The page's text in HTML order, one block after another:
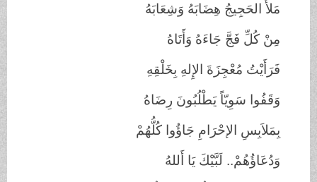
مَلأَ الحَجِيجُ هِضَابَهُ وَشِعَابَهُ
مِنْ كُلِّ فَجَّ جَاءَهُ وَأَتَاهُ
فَرَأَيْتُ مُعْجِزَةَ الإِلهِ بِخَلْقِهِ
وَقَفُوا سَوِيّاً يَطْلُبُونَ رِضَاهُ
بِمَلاَبِسِ الإحْرَامِ جَاؤُوا كُلُّهُمْ
وَدُعَاؤُهُمْ.. لَبَّيْكَ يَا أَللهُ